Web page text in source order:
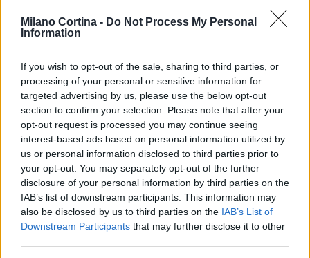
Milano Cortina - Do Not Process My Personal
Information
If you wish to opt-out of the sale, sharing to third parties, or
processing of your personal or sensitive information for
targeted advertising by us, please use the below opt-out
section to confirm your selection. Please note that after your
opt-out request is processed you may continue seeing
interest-based ads based on personal information utilized by
us or personal information disclosed to third parties prior to
your opt-out. You may separately opt-out of the further
disclosure of your personal information by third parties on the
IAB’s list of downstream participants. This information may
also be disclosed by us to third parties on the IAB’s List of
Downstream Participants that may further disclose it to other
straordinarie, caratterizzate da una ricca storia,
cultura e bellezze naturali. L’evento promette di
appassionati degli sport invernali e delle discipline
olimpiche.
AUTORE
AiAdhubMedia